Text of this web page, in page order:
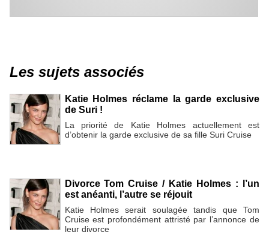
Les sujets associés
Katie Holmes réclame la garde exclusive
de Suri !
La priorité de Katie Holmes actuellement est
d’obtenir la garde exclusive de sa fille Suri Cruise
Divorce Tom Cruise / Katie Holmes : l’un
est anéanti, l’autre se réjouit
Katie Holmes serait soulagée tandis que Tom
Cruise est profondément attristé par l’annonce de
leur divorce